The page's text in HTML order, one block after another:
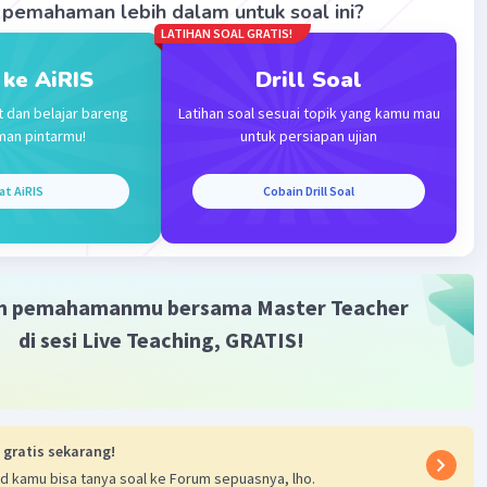
Setelah perjanjian diratifikasi, negara-negara yang
melaksanakan perjanjian tersebut sesuai dengan
yang telah disepakati.
·5.0(1) Balas
lebih dalam untuk soal ini?
AiRIS
dan belajar bareng
pintarmu!
AiRIS
LATIHAN SOAL GRATIS!
Drill Soal
Latihan soal sesuai topik yang kamu mau
untuk persiapan ujian
Cobain Drill Soal
pemahamanmu bersama Master Teacher
di sesi Live Teaching, GRATIS!
gratis sekarang!
kamu bisa tanya soal ke Forum sepuasnya, lho.